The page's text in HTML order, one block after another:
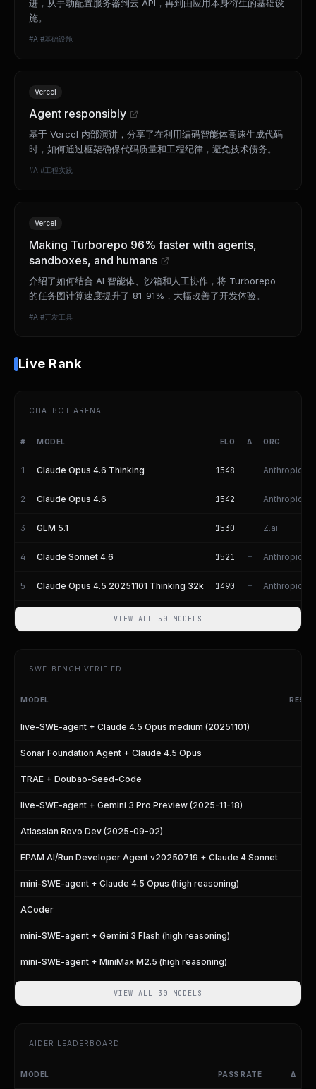
进，从手动配置服务器到云 API，再到由应用本身衍生的基础设
施。
#AI#基础设施
Vercel
Agent responsibly
基于 Vercel 内部演讲，分享了在利用编码智能体高速生成代码
时，如何通过框架确保代码质量和工程纪律，避免技术债务。
#AI#工程实践
Vercel
Making Turborepo 96% faster with agents,
sandboxes, and humans
介绍了如何结合 AI 智能体、沙箱和人工协作，将 Turborepo
的任务图计算速度提升了 81-91%，大幅改善了开发体验。
#AI#开发工具
Live Rank
CHATBOT ARENA
# MODEL ELO Δ ORG
1 Claude Opus 4.6 Thinking 1548 — Anthropic
2 Claude Opus 4.6 1542 — Anthropic
3 GLM 5.1 1530 — Z.ai
4 Claude Sonnet 4.6 1521 — Anthropic
5 Claude Opus 4.5 20251101 Thinking 32k 1490 — Anthropic
VIEW ALL 50 MODELS
SWE-BENCH VERIFIED
MODEL
live-SWE-agent + Claude 4.5 Opus medium (20251101)
Sonar Foundation Agent + Claude 4.5 Opus
TRAE + Doubao-Seed-Code
live-SWE-agent + Gemini 3 Pro Preview (2025-11-18)
Atlassian Rovo Dev (2025-09-02)
EPAM AI/Run Developer Agent v20250719 + Claude 4 Sonnet
mini-SWE-agent + Claude 4.5 Opus (high reasoning)
ACoder
mini-SWE-agent + Gemini 3 Flash (high reasoning)
mini-SWE-agent + MiniMax M2.5 (high reasoning)
VIEW ALL 30 MODELS
AIDER LEADERBOARD
MODEL PASS RATE Δ